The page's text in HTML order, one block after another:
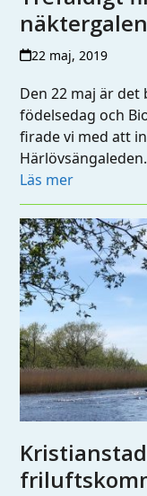
22 maj, 2019
Den 22 maj är det
födelsedag och
firade vi med att
Läs mer